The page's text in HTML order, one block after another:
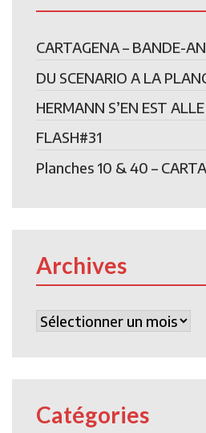
CARTAGENA – BANDE-
DU SCENARIO A LA
HERMANN S’EN EST ALLE
FLASH#31
Planches 10 & 40 –
Archives
Archives
Catégories